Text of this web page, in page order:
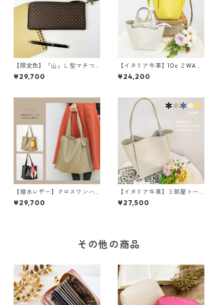
【限定色】「山」Ｌ型マチつ
き長財布<４色展開> 本革
レザーウォレット 革小物
¥29,700
【イタリア牛革】10c ２WAY
３部屋ショルダートートバッ
グ〈5色展開〉 イタリアンレ
¥24,200
【撥水レザー】クロスワンハ
ンドルバッグ＜2色展開＞ M
6041
¥29,700
【イタリア牛革】３部屋トー
トバッグ〈5色展開〉 イタリ
アンレザー 本革 カラフ
¥27,500
その他の商品